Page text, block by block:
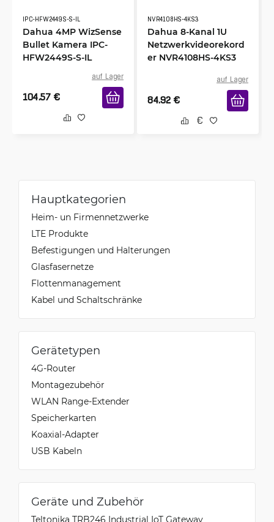
IPC-HFW2449S-S-IL
Dahua 4MP WizSense
Bullet Kamera IPC-
HFW2449S-S-IL
auf Lager
104.57 €
NVR4108HS-4KS3
Dahua 8-Kanal 1U
Netzwerkvideorekord
er NVR4108HS-4KS3
auf Lager
84.92 €
Hauptkategorien
Heim- un Firmennetzwerke
LTE Produkte
Befestigungen und Halterungen
Glasfasernetze
Flottenmanagement
Kabel und Schaltschränke
Gerätetypen
4G-Router
Montagezubehör
WLAN Range-Extender
Speicherkarten
Koaxial-Adapter
USB Kabeln
Geräte und Zubehör
Teltonika TRB246 Industrial IoT Gateway